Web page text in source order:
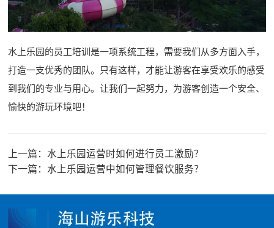
水上乐园的员工培训是一项系统工程，需要我们从多方面入手，
打造一支优秀的团队。只有这样，才能让游客在享受欢乐的感受
到我们的专业与用心。让我们一起努力，为游客创造一个安全、
愉快的游玩环境吧！
上一篇： 水上乐园运营时如何进行员工激励？
下一篇： 水上乐园运营中如何管理餐饮服务？